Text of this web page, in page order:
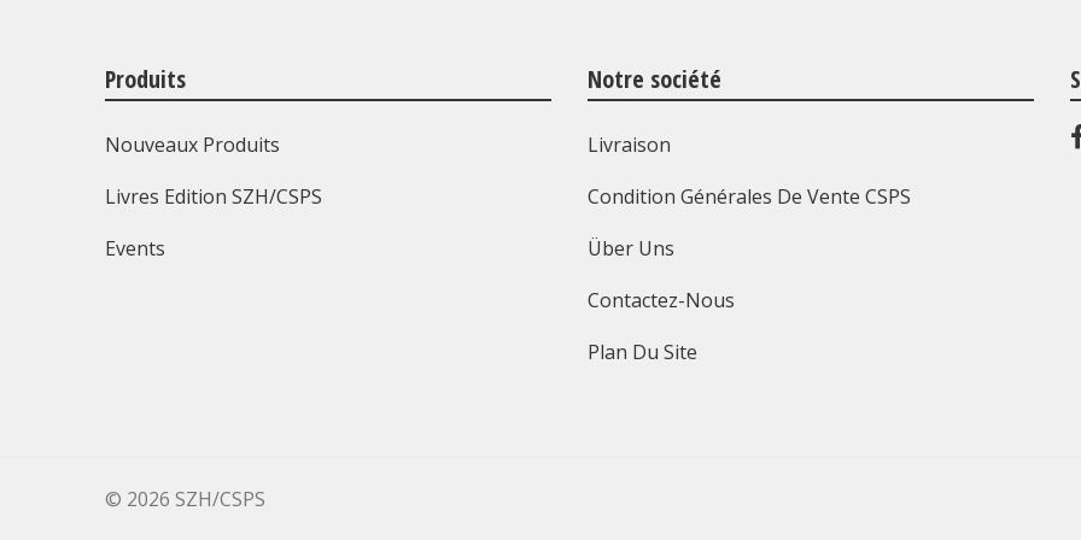
Produits
Nouveaux Produits
Livres Edition SZH/CSPS
Events
Notre société
Livraison
Condition Générales De Vente CSPS
Über Uns
Contactez-Nous
Plan Du Site
© 2026 SZH/CSPS